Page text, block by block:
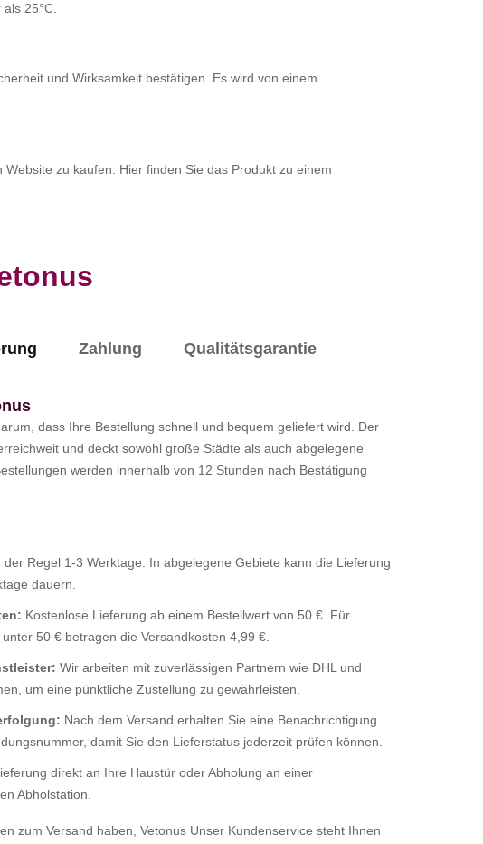
25°C.
und Wirksamkeit bestätigen. Es wird von einem
zu kaufen. Hier finden Sie das Produkt zu einem
Zahlung Qualitätsgarantie
dass Ihre Bestellung schnell und bequem geliefert wird. Der
und deckt sowohl große Städte als auch abgelegene
werden innerhalb von 12 Stunden nach Bestätigung
der Regel 1-3 Werktage. In abgelegene Gebiete kann die Lieferung
dauern.
Kostenlose Lieferung ab einem Bestellwert von 50 €. Für
50 € betragen die Versandkosten 4,99 €.
Wir arbeiten mit zuverlässigen Partnern wie DHL und
um eine pünktliche Zustellung zu gewährleisten.
Nach dem Versand erhalten Sie eine Benachrichtigung
damit Sie den Lieferstatus jederzeit prüfen können.
direkt an Ihre Haustür oder Abholung an einer
Abholstation.
zum Versand haben, Vetonus Unser Kundenservice steht Ihnen